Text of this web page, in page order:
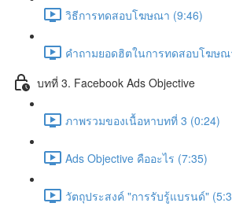
วิธีการทดสอบโฆษณา (9:46)
คำถามยอดฮิตในการทดสอบโฆษณ
บทที่ 3. Facebook Ads Objective
ภาพรวมของเนื้อหาบทที่ 3 (0:24)
Ads Objective คืออะไร (7:35)
วัตถุประสงค์ "การรับรู้แบรนด์"